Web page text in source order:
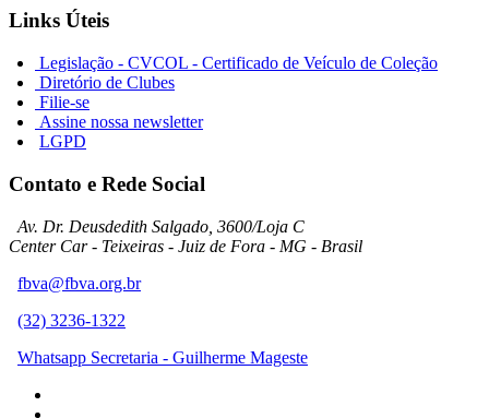
Links Úteis
Legislação - CVCOL - Certificado de Veículo de Coleção
Diretório de Clubes
Filie-se
Assine nossa newsletter
LGPD
Contato e Rede Social
Av. Dr. Deusdedith Salgado, 3600/Loja C
Center Car - Teixeiras - Juiz de Fora - MG - Brasil
fbva@fbva.org.br
(32) 3236-1322
Whatsapp Secretaria - Guilherme Mageste